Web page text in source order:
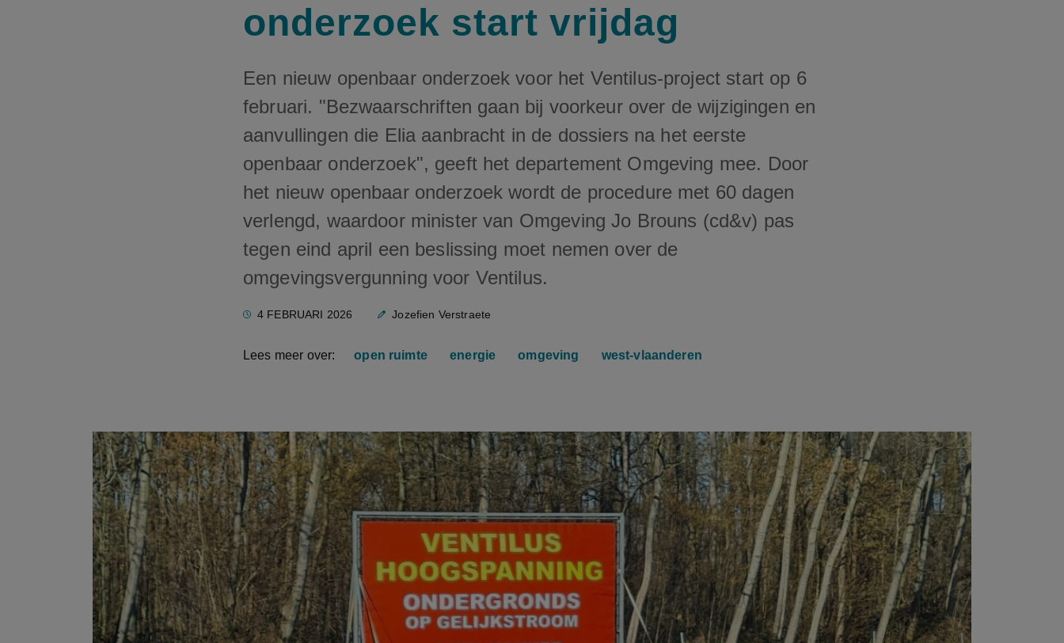
onderzoek start vrijdag
Een nieuw openbaar onderzoek voor het Ventilus-project start op 6
februari. "Bezwaarschriften gaan bij voorkeur over de wijzigingen en
aanvullingen die Elia aanbracht in de dossiers na het eerste
openbaar onderzoek", geeft het departement Omgeving mee. Door
het nieuw openbaar onderzoek wordt de procedure met 60 dagen
verlengd, waardoor minister van Omgeving Jo Brouns (cd&v) pas
tegen eind april een beslissing moet nemen over de
omgevingsvergunning voor Ventilus.
4 FEBRUARI 2026 Jozefien Verstraete
Lees meer over: open ruimte energie omgeving west-vlaanderen